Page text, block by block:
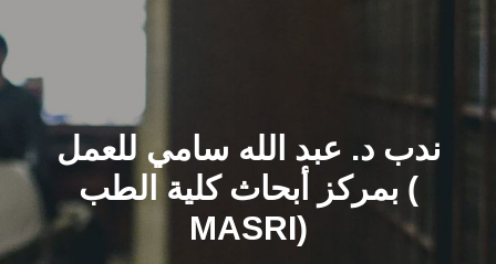
القطاعـات
الشئون الأكاديمية
البحث العلمي
ندب د. عبد الله سامي للعمل
بمركز أبحاث كلية الطب (
MASRI)